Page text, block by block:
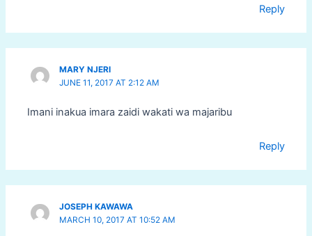
Reply
MARY NJERI
JUNE 11, 2017 AT 2:12 AM
Imani inakua imara zaidi wakati wa majaribu
Reply
JOSEPH KAWAWA
MARCH 10, 2017 AT 10:52 AM